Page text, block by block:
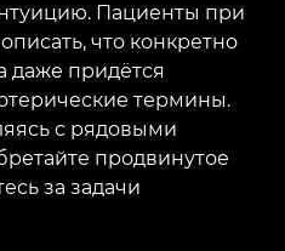
Пациенты при
что конкретно
даже придётся
термины.
с рядовыми
продвинутое
за задачи